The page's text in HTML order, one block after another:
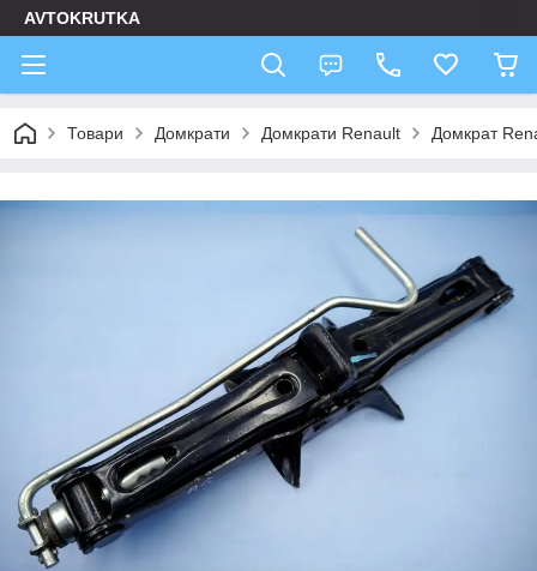
AVTOKRUTKA
Товари Домкрати Домкрати Renault Домкрат